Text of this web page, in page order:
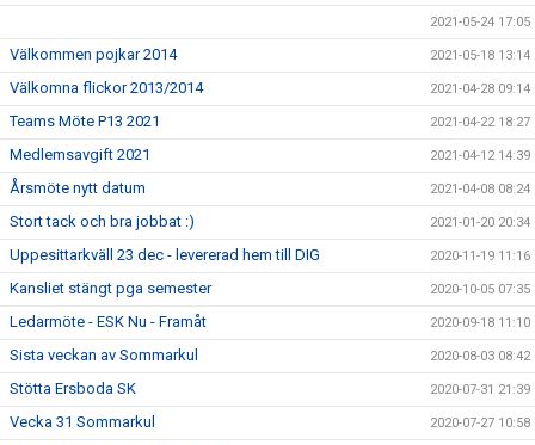
2021-05-24 17:05
Välkommen pojkar 2014 2021-05-18 13:14
Välkomna flickor 2013/2014 2021-04-28 09:14
Teams Möte P13 2021 2021-04-22 18:27
Medlemsavgift 2021 2021-04-12 14:39
Årsmöte nytt datum 2021-04-08 08:24
Stort tack och bra jobbat :) 2021-01-20 20:34
Uppesittarkväll 23 dec - levererad hem till DIG 2020-11-19 11:16
Kansliet stängt pga semester 2020-10-05 07:35
Ledarmöte - ESK Nu - Framåt 2020-09-18 11:10
Sista veckan av Sommarkul 2020-08-03 08:42
Stötta Ersboda SK 2020-07-31 21:39
Vecka 31 Sommarkul 2020-07-27 10:58